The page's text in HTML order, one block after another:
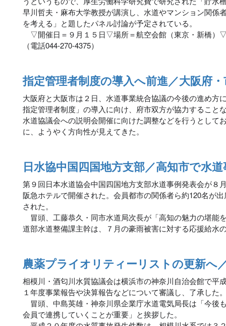
早川哲夫・麻布大学教授が講演し、水道やマンション関係
を考える」と題したパネル討論が予定されている。
▽開催日＝９月１５日▽場所＝航空会館（東京・新橋）
（電話044-270-4375）
指定管理者制度の導入へ前進／大阪府
大阪府と大阪市は２日、水道事業統合協議の今後の進め方
指定管理者制度」の導入に向け、府市双方が協力すること
水道協議会への説明会開催に向けた調整などを行うとして
に、ようやく方向性が見えてきた。
日水協中国四国地方支部／高知市で水
第９回日本水道協会中国四国地方支部水道事例発表会が８
阪急ホテルで開催された。会員都市の関係者ら約120名が
された。
冒頭、工藤恭久・同市水道局次長が「高知の魅力の堪能
道部水道整備課主幹は、７月の豪雨被害に対する応援給水
農薬プライオリティーリストの更新へ
相模川・酒匂川水質協議会は横浜市の神奈川自治会館で平
１年度事業報告や決算報告などについて審議し、了承した
冒頭、中島英雄・神奈川県企業庁水道電気局長は「今後
会員で連携していくことが重要」と挨拶した。